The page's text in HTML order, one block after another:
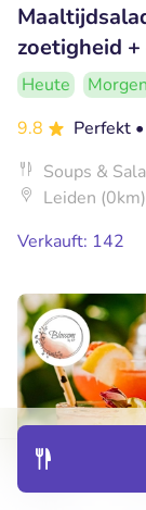
Entdecken
zoetigheid
Heute Morgen
9.8
Perfekt
Soups &
Leiden (0km)
Verkauft: 142